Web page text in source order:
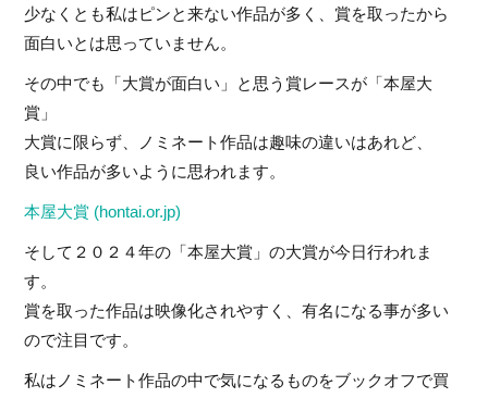
少なくとも私はピンと来ない作品が多く、賞を取ったから
面白いとは思っていません。
その中でも「大賞が面白い」と思う賞レースが「本屋大
賞」
大賞に限らず、ノミネート作品は趣味の違いはあれど、
良い作品が多いように思われます。
本屋大賞 (hontai.or.jp)
そして２０２４年の「本屋大賞」の大賞が今日行われま
す。
賞を取った作品は映像化されやすく、有名になる事が多い
ので注目です。
私はノミネート作品の中で気になるものをブックオフで買